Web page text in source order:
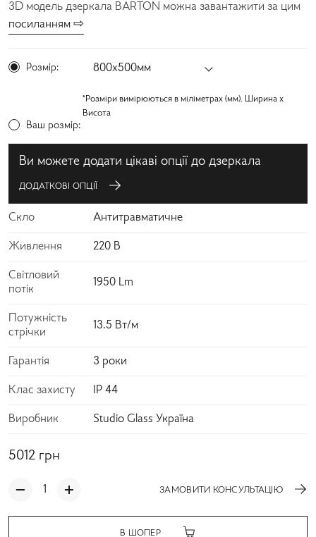
3D модель дзеркала BARTON можна завантажити за цим
посиланням ⇨
Розмір: 800х500мм
*Розміри вимірюються в міліметрах (мм). Ширина x
Висота
Ваш розмір:
Ви можете додати цікаві опції до дзеркала
ДОДАТКОВІ ОПЦІЇ
Скло Антитравматичне
Живлення 220 В
Світловий
потік
1950 Lm
Потужність
стрічки
13.5 Вт/м
Гарантія 3 роки
Клас захисту IP 44
Виробник Studio Glass Україна
5012 грн
В ШОПЕР
ЗАМОВИТИ КОНСУЛЬТАЦІЮ